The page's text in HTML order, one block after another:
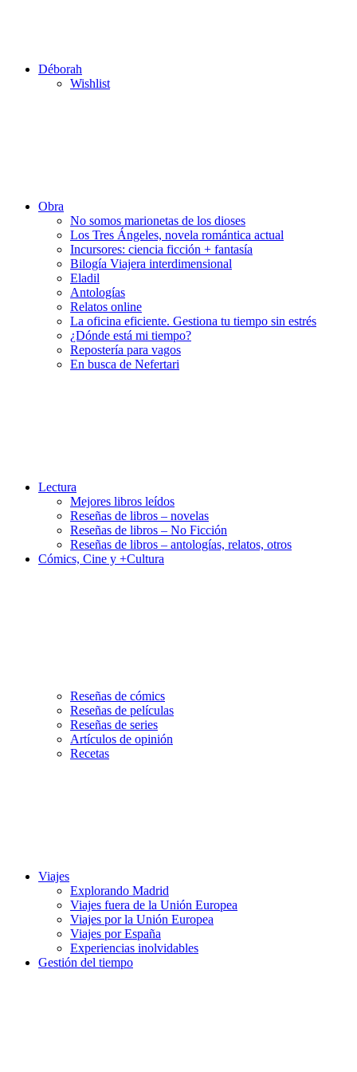
Déborah
Wishlist
Obra
No somos marionetas de los dioses
Los Tres Ángeles, novela romántica actual
Incursores: ciencia ficción + fantasía
Bilogía Viajera interdimensional
Eladil
Antologías
Relatos online
La oficina eficiente. Gestiona tu tiempo sin estrés
¿Dónde está mi tiempo?
Repostería para vagos
En busca de Nefertari
Lectura
Mejores libros leídos
Reseñas de libros – novelas
Reseñas de libros – No Ficción
Reseñas de libros – antologías, relatos, otros
Cómics, Cine y +Cultura
Reseñas de cómics
Reseñas de películas
Reseñas de series
Artículos de opinión
Recetas
Viajes
Explorando Madrid
Viajes fuera de la Unión Europea
Viajes por la Unión Europea
Viajes por España
Experiencias inolvidables
Gestión del tiempo